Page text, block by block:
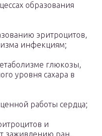
образования
эритроцитов,
инфекциям;
глюкозы,
уровня сахара в
работы сердца;
и
заживлению ран.